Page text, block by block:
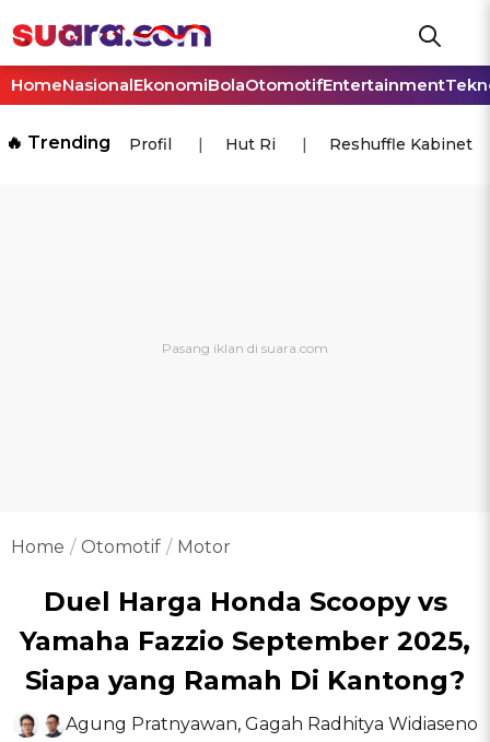
HomeNasionalEkonomiBolaOtomotifEntertainment
🔥 Trending Profil Hut Ri Reshuffle Kabinet
Home Otomotif Motor
Duel Harga Honda Scoopy vs
Yamaha Fazzio September 2025,
Siapa yang Ramah Di Kantong?
Agung Pratnyawan, Gagah Radhitya Widiaseno